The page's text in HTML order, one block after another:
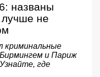
названы
лучше не
криминальные
и Париж
где